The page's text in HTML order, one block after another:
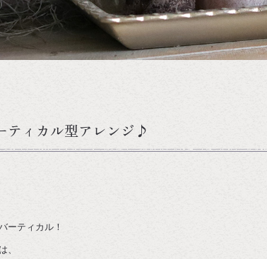
ティカル型アレンジ♪
ーティカル！
、